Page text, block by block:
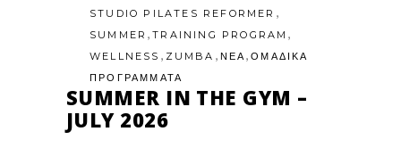
STUDIO PILATES REFORMER ,
SUMMER ,TRAINING PROGRAM ,
WELLNESS , ZUMBA , ΝΕΑ,ΟΜΑΔΙΚΑ
ΠΡΟΓΡΑΜΜΑΤΑ
SUMMER IN THE GYM –
JULY 2026